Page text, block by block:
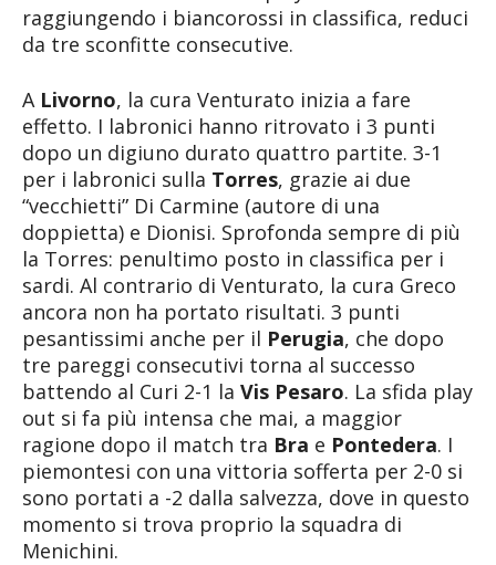
raggiungendo i biancorossi in classifica, reduci
da tre sconfitte consecutive.
A Livorno, la cura Venturato inizia a fare
effetto. I labronici hanno ritrovato i 3 punti
dopo un digiuno durato quattro partite. 3-1
per i labronici sulla Torres, grazie ai due
“vecchietti” Di Carmine (autore di una
doppietta) e Dionisi. Sprofonda sempre di più
la Torres: penultimo posto in classifica per i
sardi. Al contrario di Venturato, la cura Greco
ancora non ha portato risultati. 3 punti
pesantissimi anche per il Perugia, che dopo
tre pareggi consecutivi torna al successo
battendo al Curi 2-1 la Vis Pesaro. La sfida play
out si fa più intensa che mai, a maggior
ragione dopo il match tra Bra e Pontedera. I
piemontesi con una vittoria sofferta per 2-0 si
sono portati a -2 dalla salvezza, dove in questo
momento si trova proprio la squadra di
Menichini.